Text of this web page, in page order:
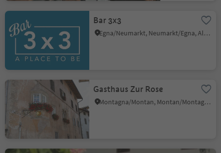
Bar 3x3
Egna/Neumarkt, Neumarkt/Egna, Alto Adige Wine Road
Gasthaus Zur Rose
Montagna/Montan, Montan/Montagna, Alto Adige Wine Road